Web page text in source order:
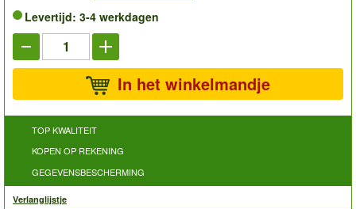
Levertijd: 3-4 werkdagen
In het winkelmandje
TOP KWALITEIT
KOPEN OP REKENING
GEGEVENSBESCHERMING
Verlanglijstje